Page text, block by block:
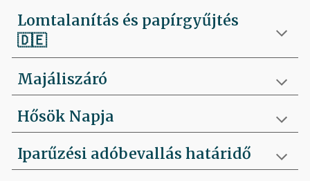
Lomtalanítás és papírgyűjtés
🇩🇪
Majáliszáró
Hősök Napja
Iparűzési adóbevallás határidő